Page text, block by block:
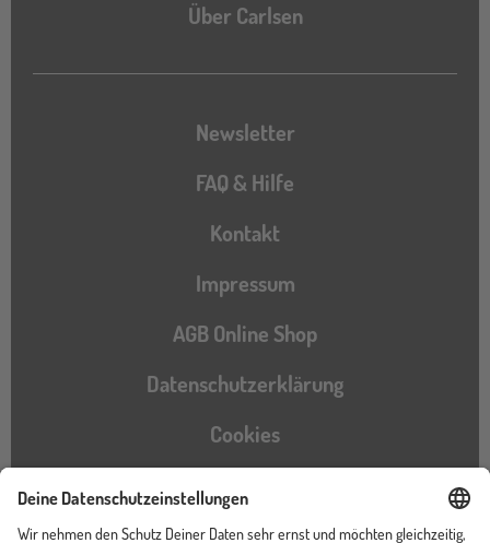
Über Carlsen
Newsletter
FAQ & Hilfe
Kontakt
Impressum
AGB Online Shop
Datenschutzerklärung
Cookies
Barrierefreiheitserklärung